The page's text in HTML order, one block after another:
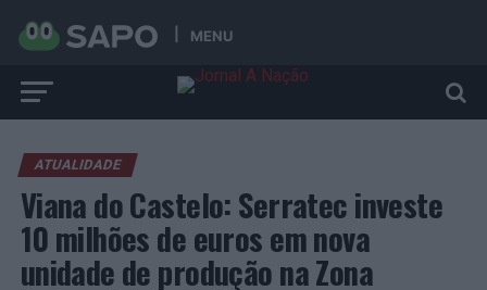
MENU
ATUALIDADE
Viana do Castelo: Serratec investe
10 milhões de euros em nova
unidade de produção na Zona